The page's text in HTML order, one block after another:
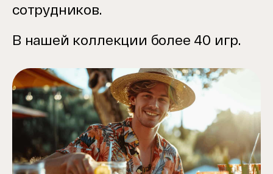
сотрудников.
В нашей коллекции более 40 игр.